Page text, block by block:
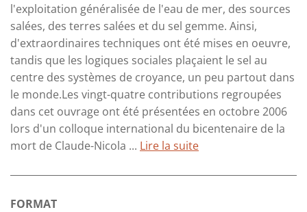
l'exploitation généralisée de l'eau de mer, des sources
salées, des terres salées et du sel gemme. Ainsi,
d'extraordinaires techniques ont été mises en oeuvre,
tandis que les logiques sociales plaçaient le sel au
centre des systèmes de croyance, un peu partout dans
le monde.Les vingt-quatre contributions regroupées
dans cet ouvrage ont été présentées en octobre 2006
lors d'un colloque international du bicentenaire de la
mort de Claude-Nicola ... Lire la suite
FORMAT